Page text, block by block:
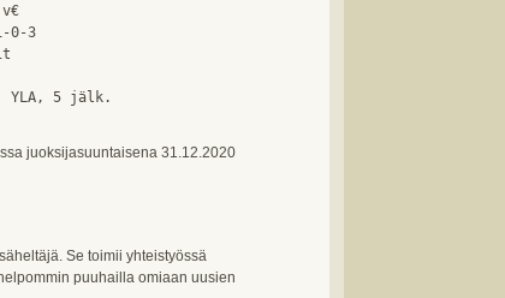
juoksijasuuntaisena 31.12.2020
Se toimii yhteistyössä
puuhailla omiaan uusien